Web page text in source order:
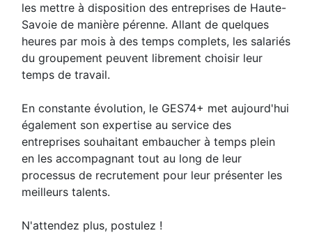
les mettre à disposition des entreprises de Haute-
Savoie de manière pérenne. Allant de quelques
heures par mois à des temps complets, les salariés
du groupement peuvent librement choisir leur
temps de travail.
En constante évolution, le GES74+ met aujourd'hui
également son expertise au service des
entreprises souhaitant embaucher à temps plein
en les accompagnant tout au long de leur
processus de recrutement pour leur présenter les
meilleurs talents.
N'attendez plus, postulez !